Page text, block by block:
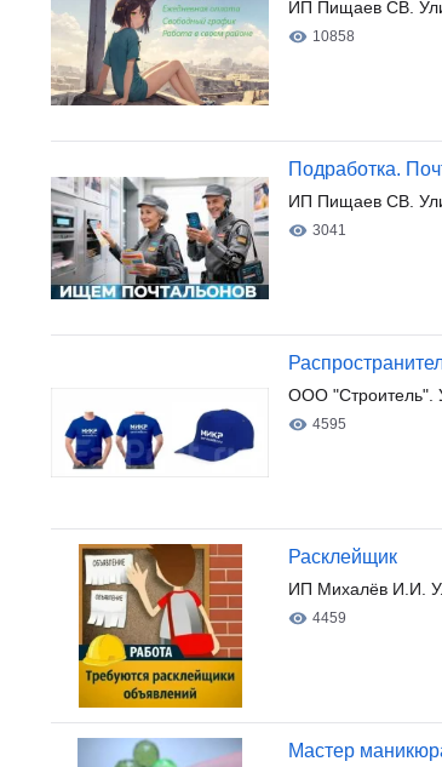
ИП Пищаев СВ.
10858
Подработка.
ИП Пищаев СВ.
3041
ООО "Строитель".
4595
Расклейщик
ИП Михалёв И.И.
4459
Мастер